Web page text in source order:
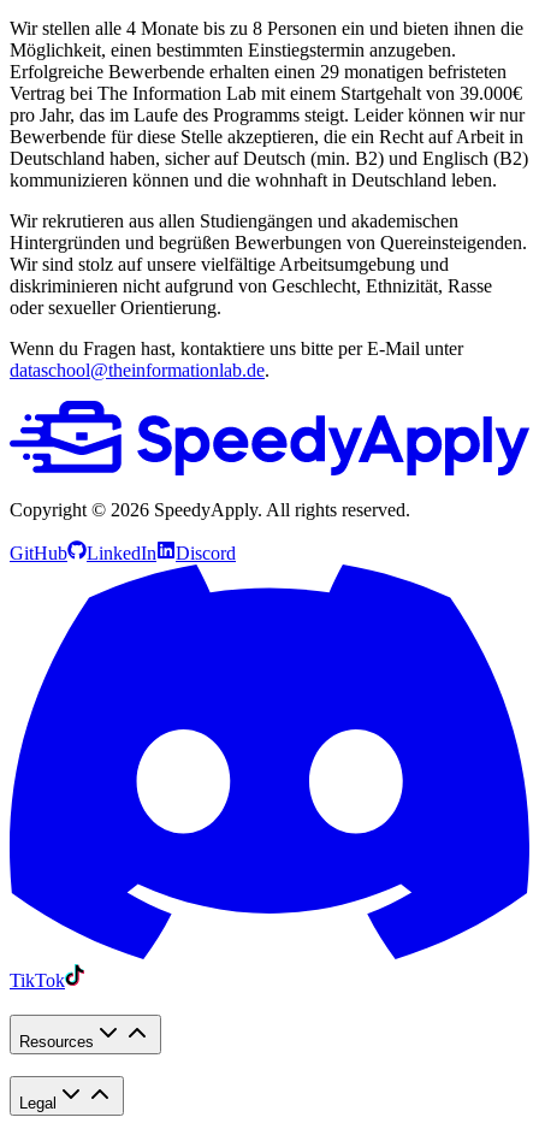
Wir stellen alle 4 Monate bis zu 8 Personen ein und bieten ihnen die
Möglichkeit, einen bestimmten Einstiegstermin anzugeben.
Erfolgreiche Bewerbende erhalten einen 29 monatigen befristeten
Vertrag bei The Information Lab mit einem Startgehalt von 39.000€
pro Jahr, das im Laufe des Programms steigt. Leider können wir nur
Bewerbende für diese Stelle akzeptieren, die ein Recht auf Arbeit in
Deutschland haben, sicher auf Deutsch (min. B2) und Englisch (B2)
kommunizieren können und die wohnhaft in Deutschland leben.
Wir rekrutieren aus allen Studiengängen und akademischen
Hintergründen und begrüßen Bewerbungen von Quereinsteigenden.
Wir sind stolz auf unsere vielfältige Arbeitsumgebung und
diskriminieren nicht aufgrund von Geschlecht, Ethnizität, Rasse
oder sexueller Orientierung.
Wenn du Fragen hast, kontaktiere uns bitte per E-Mail unter
dataschool@theinformationlab.de.
Copyright © 2026 SpeedyApply. All rights reserved.
GitHub LinkedIn Discord
TikTok
Resources
Legal